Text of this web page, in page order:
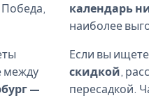
между
—
календарь
наиболее
Если вы ищете
скидкой,
пересадкой.